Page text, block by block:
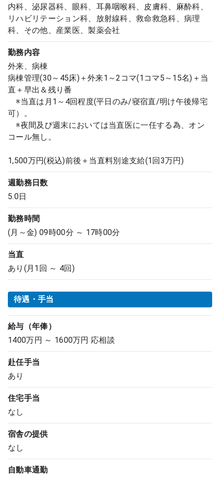
内科、泌尿器科、眼科、耳鼻咽喉科、皮膚科、麻酔科、
リハビリテーション科、放射線科、救命救急科、病理
科、その他、産業医、製薬会社
勤務内容
外来、病棟
病棟管理(30～45床)＋外来1～2コマ(1コマ5～15名)＋当
直＋早出＆残り番
※当直は月1～4回程度(平日のみ/寝宿直/明け午後帰宅
可）。
※夜間及び週末においては当直医に一任する為、オン
コール無し。
1,500万円(税込)前後＋当直料別途支給(1回3万円)
週勤務日数
5.0日
勤務時間
(月～金) 09時00分 ～ 17時00分
当直
あり(月1回 ～ 4回)
待遇・手当
給与（年俸）
1400万円 ～ 1600万円 応相談
赴任手当
あり
住宅手当
なし
宿舎の提供
なし
自動車通勤